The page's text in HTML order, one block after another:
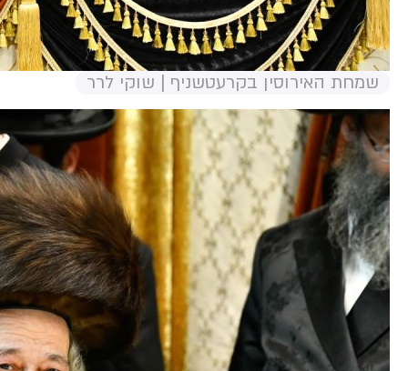
שמחת האירוסין בקרעטשניף | שוקי לרר